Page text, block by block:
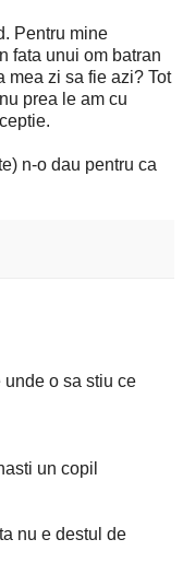
Pentru mine
fata unui om batran
mea zi sa fie azi? Tot
prea le am cu
n-o dau pentru ca
o sa stiu ce
un copil
nu e destul de